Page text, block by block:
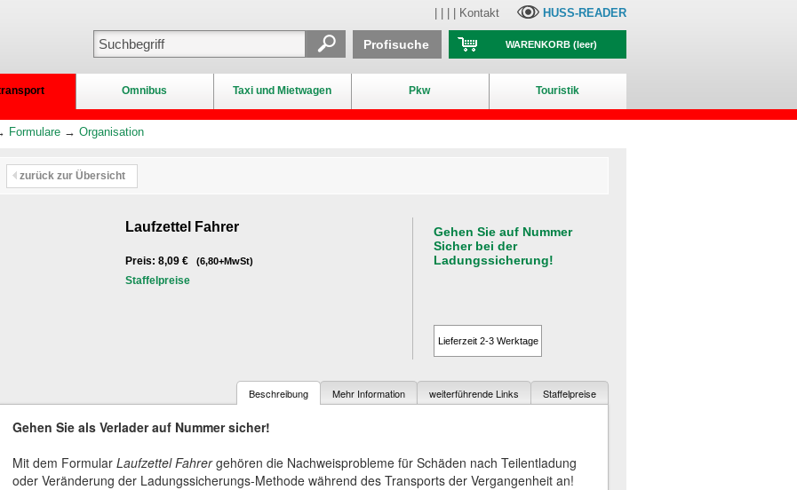
Omnibus Taxi und Mietwagen Pkw Touristik
Kontakt HUSS-READER
WARENKORB(leer)
Profisuche
Formulare → Organisation
zurück zur Übersicht
Laufzettel Fahrer
Preis: 8,09 € (6,80+MwSt)
Staffelpreise
Gehen Sie auf Nummer
Sicher bei der
Ladungssicherung!
Lieferzeit 2-3 Werktage
Beschreibung Mehr Information weiterführende Links Staffelpreise
Gehen Sie als Verlader auf Nummer sicher!
Mit dem Formular Laufzettel Fahrergehören die Nachweisprobleme für Schäden nach Teilentladung
oder Veränderung der Ladungssicherungs-Methode während des Transports der Vergangenheit an!